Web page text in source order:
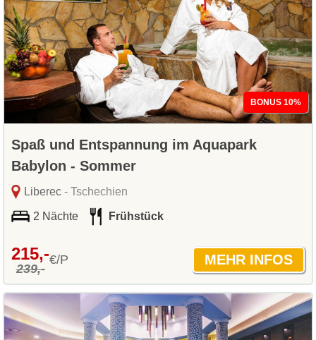
BONUS 10%
Spaß und Entspannung im Aquapark
Babylon - Sommer
Liberec- Tschechien
2 Nächte Frühstück
215,-
239,-
€/P